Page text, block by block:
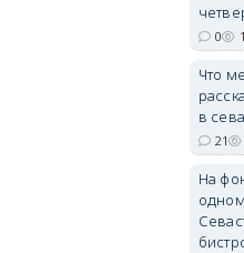
0
Что
в
21
На